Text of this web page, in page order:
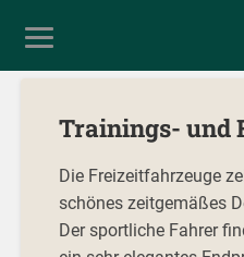
Trainings- und
Die Freizeitfahrzeuge
schönes zeitgemäßes
Der sportliche Fahrer